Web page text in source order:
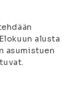
alusta
asumistuen